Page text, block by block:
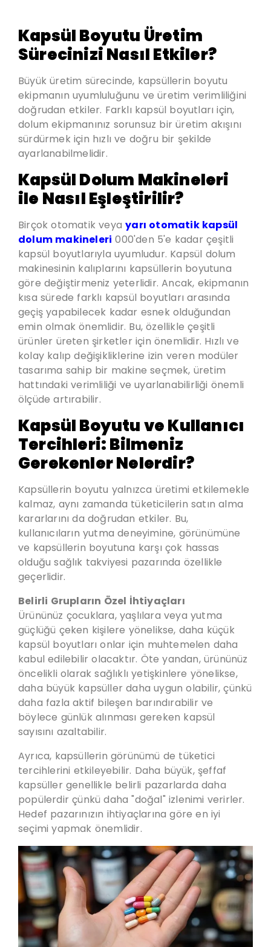
Kapsül Boyutu Üretim
Sürecinizi Nasıl Etkiler?
Büyük üretim sürecinde, kapsüllerin boyutu
ekipmanın uyumluluğunu ve üretim verimliliğini
doğrudan etkiler. Farklı kapsül boyutları için,
dolum ekipmanınız sorunsuz bir üretim akışını
sürdürmek için hızlı ve doğru bir şekilde
ayarlanabilmelidir.
Kapsül Dolum Makineleri
ile Nasıl Eşleştirilir?
Birçok otomatik veyayarı otomatik kapsül
dolum makineleri 000'den 5'e kadar çeşitli
kapsül boyutlarıyla uyumludur. Kapsül dolum
makinesinin kalıplarını kapsüllerin boyutuna
göre değiştirmeniz yeterlidir. Ancak, ekipmanın
kısa sürede farklı kapsül boyutları arasında
geçiş yapabilecek kadar esnek olduğundan
emin olmak önemlidir. Bu, özellikle çeşitli
ürünler üreten şirketler için önemlidir. Hızlı ve
kolay kalıp değişikliklerine izin veren modüler
tasarıma sahip bir makine seçmek, üretim
hattındaki verimliliği ve uyarlanabilirliği önemli
ölçüde artırabilir.
Kapsül Boyutu ve Kullanıcı
Tercihleri: Bilmeniz
Gerekenler Nelerdir?
Kapsüllerin boyutu yalnızca üretimi etkilemekle
kalmaz, aynı zamanda tüketicilerin satın alma
kararlarını da doğrudan etkiler. Bu,
kullanıcıların yutma deneyimine, görünümüne
ve kapsüllerin boyutuna karşı çok hassas
olduğu sağlık takviyesi pazarında özellikle
geçerlidir.
Belirli Grupların Özel İhtiyaçları
Ürününüz çocuklara, yaşlılara veya yutma
güçlüğü çeken kişilere yönelikse, daha küçük
kapsül boyutları onlar için muhtemelen daha
kabul edilebilir olacaktır. Öte yandan, ürününüz
öncelikli olarak sağlıklı yetişkinlere yönelikse,
daha büyük kapsüller daha uygun olabilir, çünkü
daha fazla aktif bileşen barındırabilir ve
böylece günlük alınması gereken kapsül
sayısını azaltabilir.
Ayrıca, kapsüllerin görünümü de tüketici
tercihlerini etkileyebilir. Daha büyük, şeffaf
kapsüller genellikle belirli pazarlarda daha
popülerdir çünkü daha "doğal" izlenimi verirler.
Hedef pazarınızın ihtiyaçlarına göre en iyi
seçimi yapmak önemlidir.